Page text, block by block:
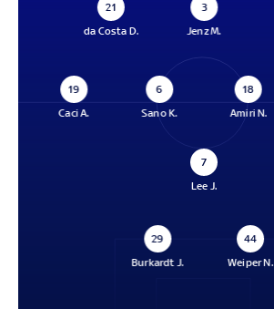
21
da Costa D.
3
Jenz M.
19
Caci A.
6
Sano K.
18
Amiri N.
7
Lee J.
29
Burkardt J.
44
Weiper N.